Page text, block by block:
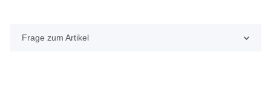
Frage zum Artikel